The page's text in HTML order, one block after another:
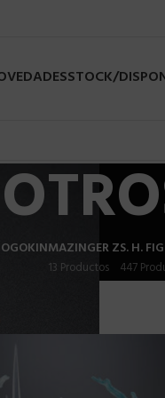
STOCK/
MAZINGER Z
13 Productos
S. H.
447
Bandai